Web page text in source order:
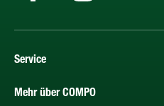
Service
Mehr über COMPO